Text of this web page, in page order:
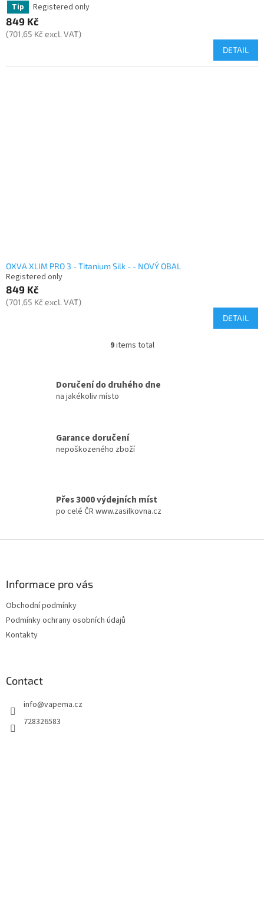
Tip
Registered only
849 Kč
(701,65 Kč excl. VAT)
DETAIL
OXVA XLIM PRO 3 - Titanium Silk - - NOVÝ OBAL
Registered only
849 Kč
(701,65 Kč excl. VAT)
DETAIL
L
t
n
l
s
9items total
Doručení do druhého dne
na jakékoliv místo
Garance doručení
nepoškozeného zboží
Přes 3000 výdejních míst
po celé ČR www.zasilkovna.cz
Informace pro vás
Obchodní podmínky
Podmínky ochrany osobních údajů
Kontakty
Contact
info@vapema.cz
728326583